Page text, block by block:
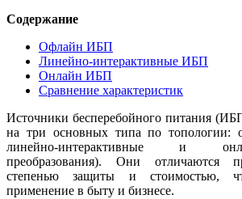
Содержание
Офлайн ИБП
Линейно-интерактивные ИБП
Онлайн ИБП
Сравнение характеристик
Источники бесперебойного питания
на три основных типа по топологии:
линейно-интерактивные и
преобразования). Они отличаются
степенью защиты и стоимостью,
применение в быту и бизнесе.